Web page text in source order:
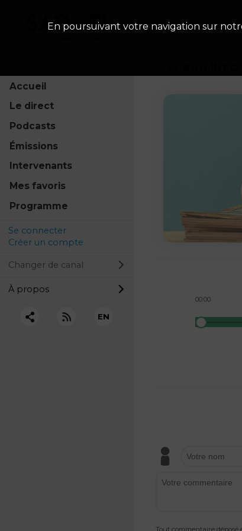
Accueil
Le direct
Podcasts
Émissions
Intervenants
Mes favoris
Programme
Se connecter
Créer un compte
Changer de canal
À propos
EN
00:00
En poursuivant votre navigation sur